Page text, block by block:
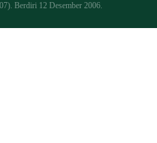
Berdiri 12 Desember 2006.